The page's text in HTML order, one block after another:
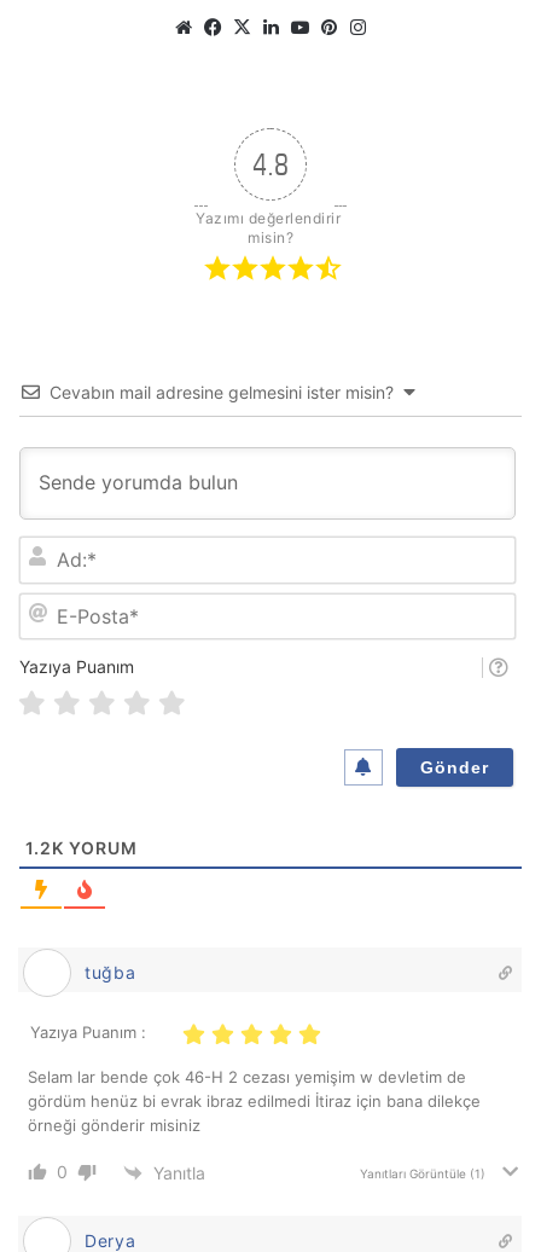
Web Facebook
X LinkedIn
YouTubePinterest
4.8
Yazımı değerlendirir
misin?
Cevabın mail adresine gelmesini ister misin?
:
P
Yazıya Puanım
1.2K YORUM
tuğba
Yazıya Puanım :
Selam lar bende çok 46-H 2 cezası yemişim w devletim de
gördüm henüz bi evrak ibraz edilmedi İtiraz için bana dilekçe
örneği gönderir misiniz
0 Yanıtla Yanıtları Görüntüle (1)
Derya